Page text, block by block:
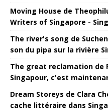
Moving House de
Writers of Singapore -
The river's song de
son du pipa sur la rivière
The great reclamation de
Singapour, c'est
Dream Storeys de Clara
cache littéraire dans